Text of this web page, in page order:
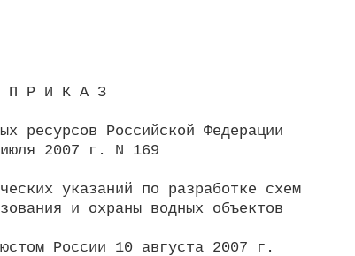
П Р И К А З
ресурсов Российской Федерации
2007 г. N 169
указаний по разработке схем
и охраны водных объектов
России 10 августа 2007 г.